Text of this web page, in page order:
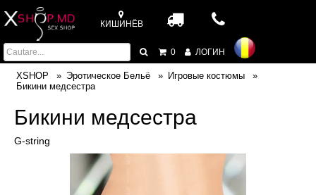
КИШИНЁВ
0 ЛОГИН
XSHOP Эротическое Бельё
Игровые костюмы
Бикини медсестра
Бикини медсестра
G-string